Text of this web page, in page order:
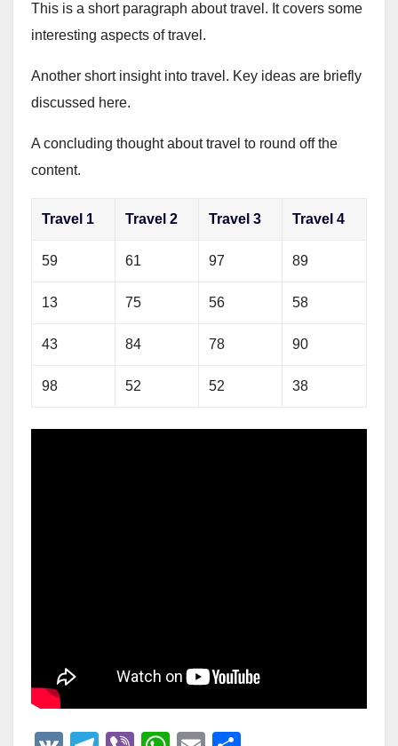
This is a short paragraph about travel. It covers some
interesting aspects of travel.
Another short insight into travel. Key ideas are briefly
discussed here.
A concluding thought about travel to round off the
content.
Travel 1 Travel 2 Travel 3 Travel 4
59 61 97 89
13 75 56 58
43 84 78 90
98 52 52 38